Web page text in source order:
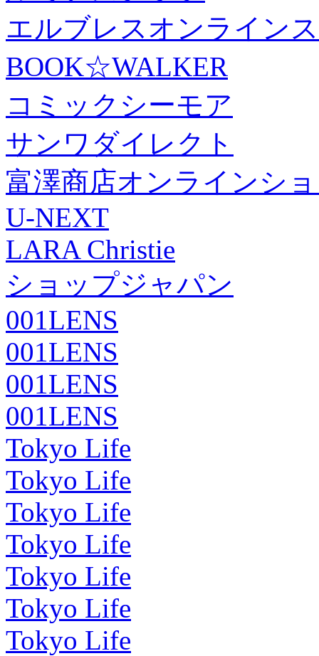
エルブレスオンライン
BOOK☆WALKER
コミックシーモア
サンワダイレクト
富澤商店オンラインシ
U-NEXT
LARA Christie
ショップジャパン
001LENS
001LENS
001LENS
001LENS
Tokyo Life
Tokyo Life
Tokyo Life
Tokyo Life
Tokyo Life
Tokyo Life
Tokyo Life